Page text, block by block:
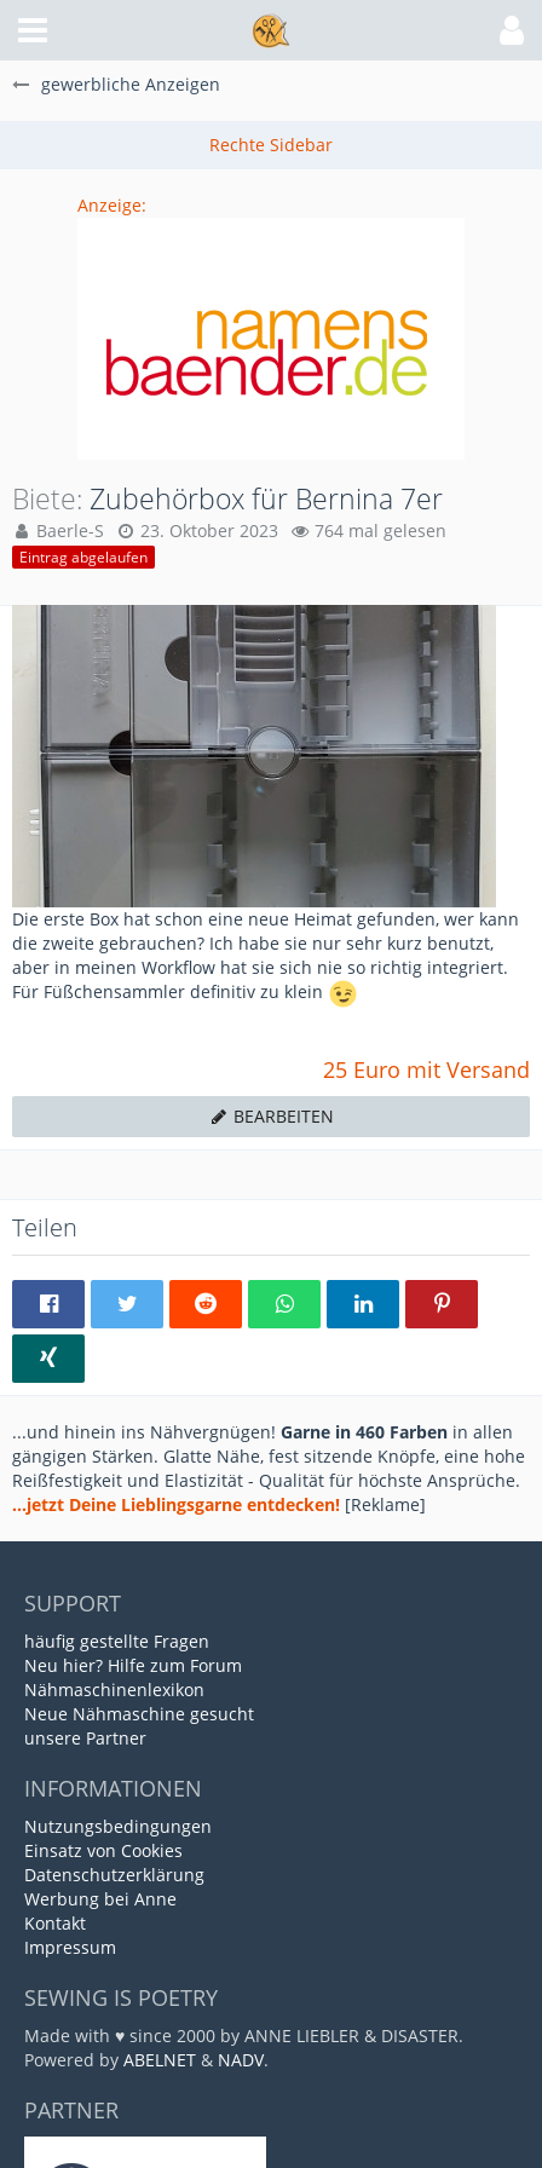
gewerbliche Anzeigen
Anzeige:
Biete Zubehörbox für Bernina 7er
Baerle-S 23. Oktober 2023 764 mal gelesen
Eintrag abgelaufen
Die erste Box hat schon eine neue Heimat gefunden, wer kann
die zweite gebrauchen? Ich habe sie nur sehr kurz benutzt,
aber in meinen Workflow hat sie sich nie so richtig integriert.
Für Füßchensammler definitiv zu klein
25 Euro mit Versand
BEARBEITEN
Teilen
...und hinein ins Nähvergnügen! Garne in 460 Farben in allen
gängigen Stärken. Glatte Nähe, fest sitzende Knöpfe, eine hohe
Reißfestigkeit und Elastizität - Qualität für höchste Ansprüche.
...jetzt Deine Lieblingsgarne entdecken! [Reklame]
SUPPORT
häufig gestellte Fragen
Neu hier? Hilfe zum Forum
Nähmaschinenlexikon
Neue Nähmaschine gesucht
unsere Partner
INFORMATIONEN
Nutzungsbedingungen
Einsatz von Cookies
Datenschutzerklärung
Werbung bei Anne
Kontakt
Impressum
SEWING IS POETRY
Made with ♥ since 2000 by ANNE LIEBLER & DISASTER.
Powered by ABELNET & NADV.
PARTNER